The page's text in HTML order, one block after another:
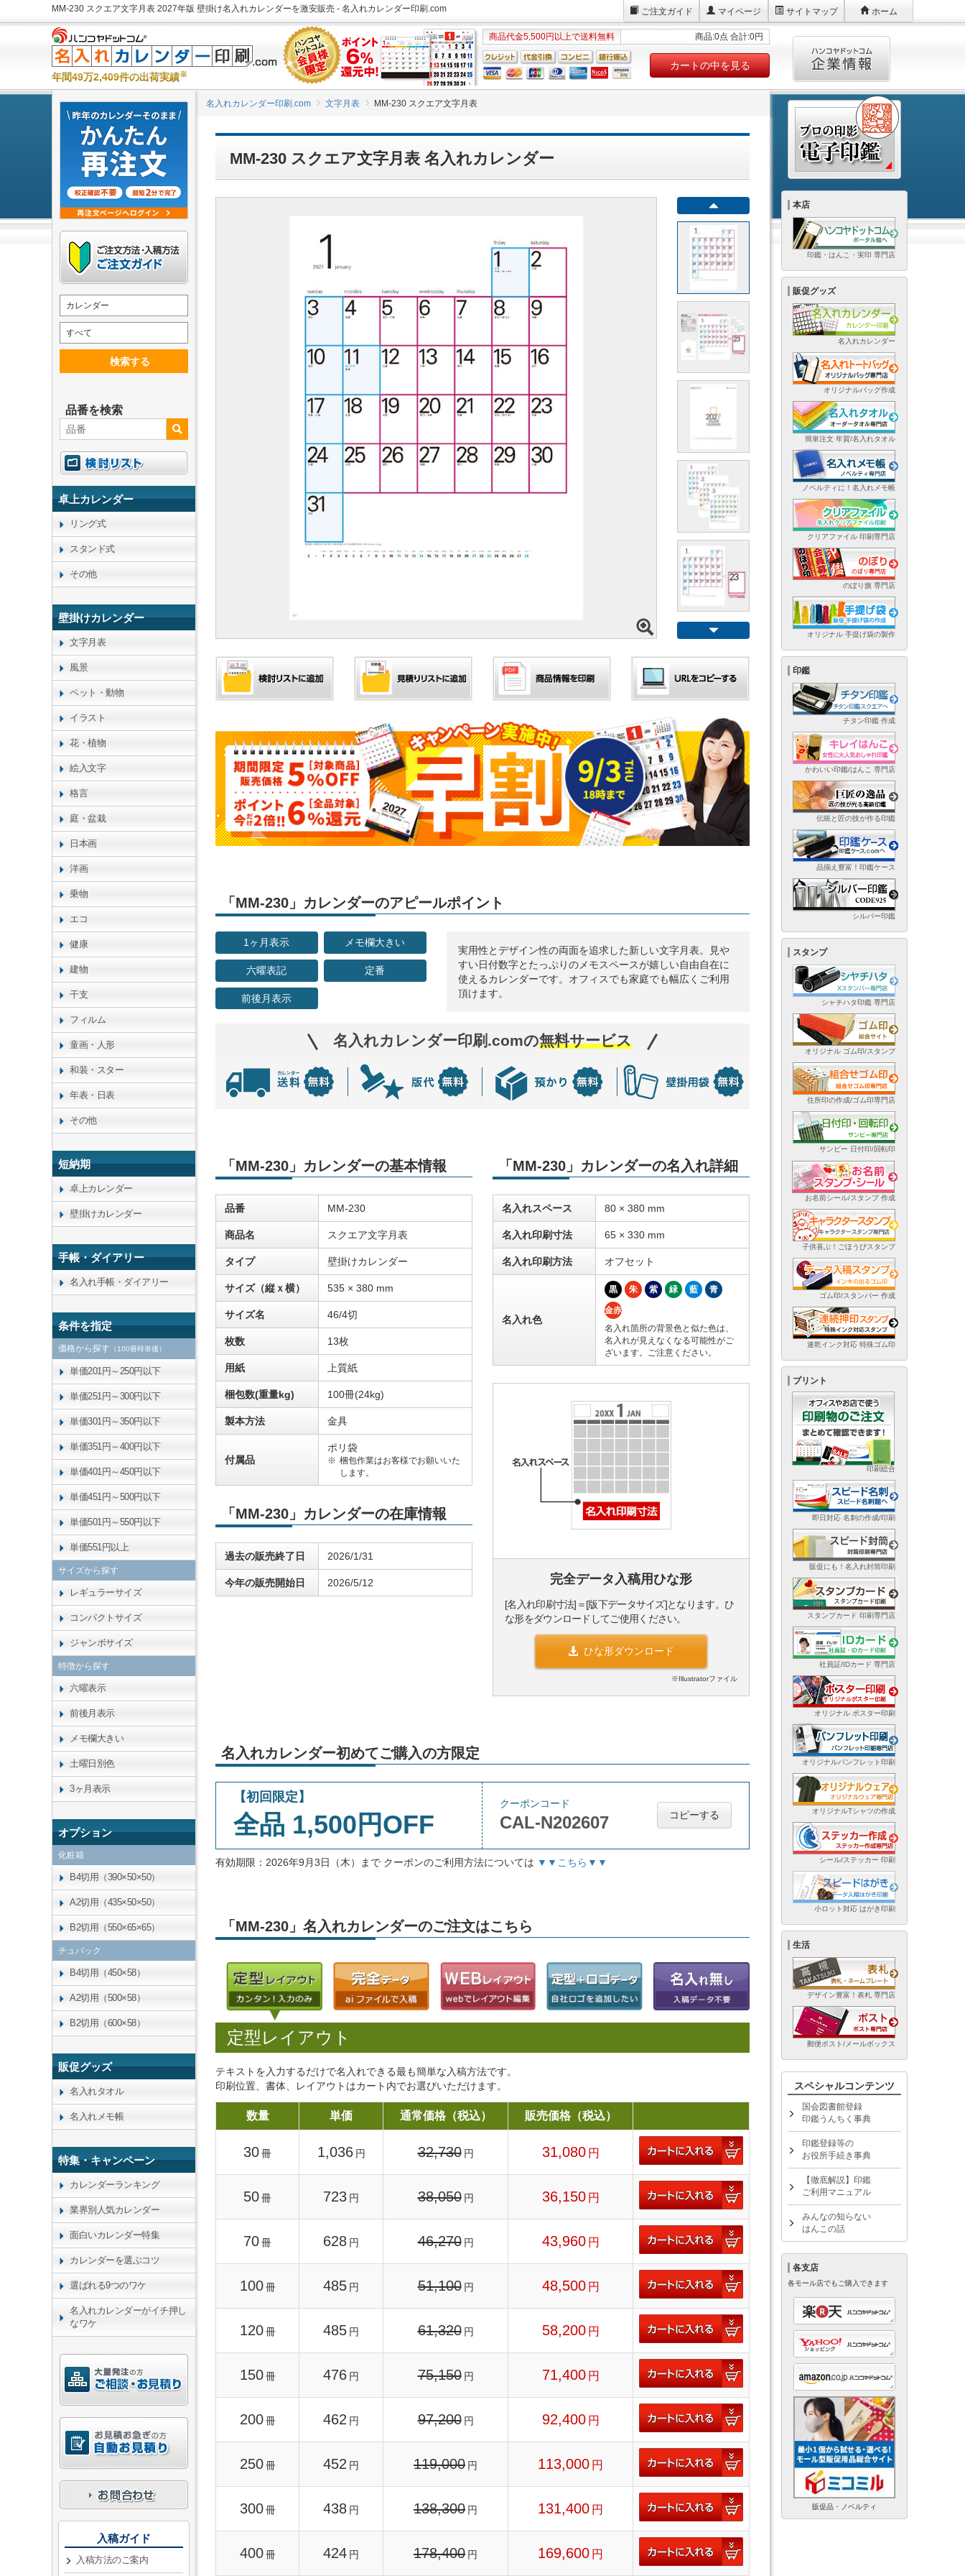
MM-230 スクエア文字月表 2027年版 壁掛け名入れカレンダーを激安販売 - 名入れカレンダー印刷.com ご注文ガイド マイページ サイトマップ ホーム
年間49万2,409件の出荷実績※
商品代金5,500円以上で送料無料 商品:0点 合計:0円
カートの中を見る
名入れカレンダー印刷.com 文字月表 MM-230 スクエア文字月表
MM-230 スクエア文字月表 名入れカレンダー
「MM-230」カレンダーのアピールポイント
1ヶ月表示 メモ欄大きい
六曜表記 定番
前後月表示
実用性とデザイン性の両面を追求した新しい文字月表。見や
すい日付数字とたっぷりのメモスペースが嬉しい自由自在に
使えるカレンダーです。オフィスでも家庭でも幅広くご利用
頂けます。
名入れカレンダー印刷.comの無料サービス
「MM-230」カレンダーの基本情報
品番 MM-230
商品名 スクエア文字月表
タイプ 壁掛けカレンダー
サイズ（縦ｘ横） 535 × 380 mm
サイズ名 46/4切
枚数 13枚
用紙 上質紙
梱包数(重量kg) 100冊(24kg)
製本方法 金具
付属品
ポリ袋
梱包作業はお客様でお願いいた
します。
「MM-230」カレンダーの在庫情報
過去の販売終了日 2026/1/31
今年の販売開始日 2026/5/12
「MM-230」カレンダーの名入れ詳細
名入れスペース 80 × 380 mm
名入れ印刷寸法 65 × 330 mm
名入れ印刷方法 オフセット
名入れ色
黒 朱 紫 緑 藍 青
金赤
名入れ箇所の背景色と似た色は、
名入れが見えなくなる可能性がご
ざいます。ご注意ください。
完全データ入稿用ひな形
[名入れ印刷寸法]＝[版下データサイズ]となります。ひ
な形をダウンロードしてご使用ください。
ひな形ダウンロード
※Illustratorファイル
名入れカレンダー初めてご購入の方限定
【初回限定】
全品 1,500円OFF
クーポンコード
CAL-N202607 コピーする
有効期限：2026年9月3日（木）まで クーポンのご利用方法については ▼▼こちら▼▼
「MM-230」名入れカレンダーのご注文はこちら
定型レイアウト
テキストを入力するだけで名入れできる最も簡単な入稿方法です。
印刷位置、書体、レイアウトはカート内でお選びいただけます。
数量 単価 通常価格（税込） 販売価格（税込）
30冊 1,036 円 32,730 円 31,080 円
50冊 723 円 38,050 円 36,150 円
70冊 628 円 46,270 円 43,960 円
100 冊 485 円 51,100 円 48,500 円
120 冊 485 円 61,320 円 58,200 円
150 冊 476 円 75,150 円 71,400 円
200 冊 462 円 97,200 円 92,400 円
250 冊 452 円 119,000 円 113,000 円
300 冊 438 円 138,300 円 131,400 円
400 冊 424 円 178,400 円 169,600 円
カレンダー
すべて
検索する
品番を検索
卓上カレンダー
リング式
スタンド式
その他
壁掛けカレンダー
文字月表
風景
ペット・動物
イラスト
花・植物
絵入文字
格言
庭・盆栽
日本画
洋画
乗物
エコ
健康
建物
干支
フィルム
童画・人形
和装・スター
年表・日表
その他
短納期
卓上カレンダー
壁掛けカレンダー
手帳・ダイアリー
名入れ手帳・ダイアリー
条件を指定
価格から探す （100冊時単価）
単価201円～250円以下
単価251円～300円以下
単価301円～350円以下
単価351円～400円以下
単価401円～450円以下
単価451円～500円以下
単価501円～550円以下
単価551円以上
サイズから探す
レギュラーサイズ
コンパクトサイズ
ジャンボサイズ
特徴から探す
六曜表示
前後月表示
メモ欄大きい
土曜日別色
3ヶ月表示
オプション
化粧箱
B4切用（390×50×50）
A2切用（435×50×50）
B2切用（550×65×65）
チュパック
B4切用（450×58）
A2切用（500×58）
B2切用（600×58）
販促グッズ
名入れタオル
名入れメモ帳
特集・キャンペーン
カレンダーランキング
業界別人気カレンダー
面白いカレンダー特集
カレンダーを選ぶコツ
選ばれる9つのワケ
名入れカレンダーがイチ押し
なワケ
入稿ガイド
入稿方法のご案内
本店
印鑑・はんこ・実印 専門店
販促グッズ
名入れカレンダー
オリジナルバッグ作成
簡単注文 年賀/名入れタオル
ノベルティに！名入れメモ帳
クリアファイル 印刷専門店
のぼり旗 専門店
オリジナル 手提げ袋の製作
印鑑
チタン印鑑 作成
かわいい印鑑/はんこ 専門店
伝統と匠の技が作る印鑑
品揃え豊富！印鑑ケース
シルバー印鑑
スタンプ
シャチハタ印鑑 専門店
オリジナル ゴム印/スタンプ
住所印の作成/ゴム印専門店
サンビー 日付印/回転印
お名前シール/スタンプ 作成
子供喜ぶ！ごほうびスタンプ
ゴム印/スタンパー 作成
速乾インク対応 特殊ゴム印
プリント
印刷総合
即日対応 名刺の作成/印刷
販促にも！名入れ封筒印刷
スタンプカード 印刷専門店
社員証/IDカード 専門店
オリジナル ポスター印刷
オリジナルパンフレット印刷
オリジナルTシャツの作成
シール/ステッカー 印刷
小ロット対応 はがき印刷
生活
デザイン豊富！表札 専門店
郵便ポスト/メールボックス
スペシャルコンテンツ
国会図書館登録
印鑑うんちく事典
印鑑登録等の
お役所手続き事典
【徹底解説】印鑑
ご利用マニュアル
みんなの知らない
はんこの話
各支店
各モール店でもご購入できます
販促品・ノベルティ